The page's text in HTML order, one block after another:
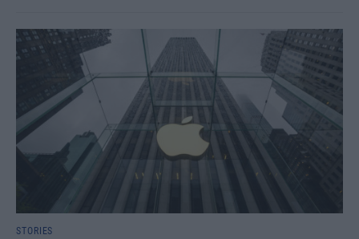
STORIES